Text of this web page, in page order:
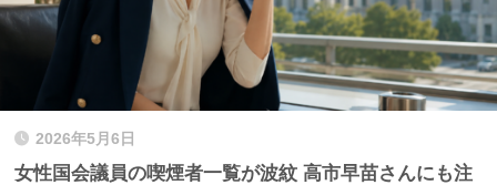
2026年5月6日
女性国会議員の喫煙者一覧が波紋 高市早苗さんにも注